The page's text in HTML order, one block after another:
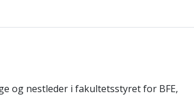
og nestleder i fakultetsstyret for BFE,